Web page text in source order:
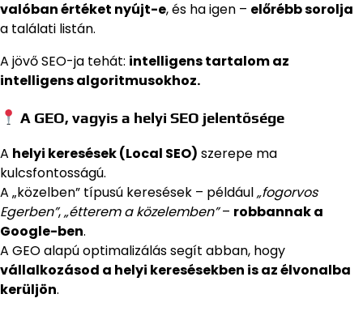
valóban értéket nyújt-e, és ha igen – előrébb sorolja
a találati listán.
A jövő SEO-ja tehát: intelligens tartalom az
intelligens algoritmusokhoz.
A GEO, vagyis a helyi SEO jelentősége
A helyi keresések (Local SEO) szerepe ma
kulcsfontosságú.
A „közelben” típusú keresések – például„fogorvos
Egerben”,„étterem a közelemben”– robbannak a
Google-ben.
A GEO alapú optimalizálás segít abban, hogy
vállalkozásod a helyi keresésekben is az élvonalba
kerüljön.